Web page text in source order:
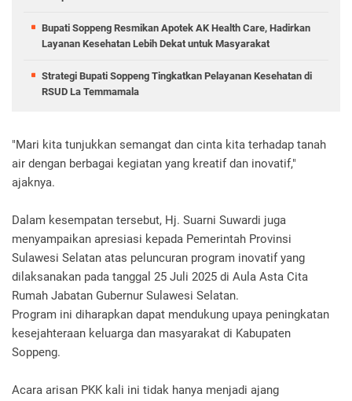
Bupati Soppeng Resmikan Apotek AK Health Care, Hadirkan
Layanan Kesehatan Lebih Dekat untuk Masyarakat
Strategi Bupati Soppeng Tingkatkan Pelayanan Kesehatan di
RSUD La Temmamala
"Mari kita tunjukkan semangat dan cinta kita terhadap tanah
air dengan berbagai kegiatan yang kreatif dan inovatif,"
ajaknya.
Dalam kesempatan tersebut, Hj. Suarni Suwardi juga
menyampaikan apresiasi kepada Pemerintah Provinsi
Sulawesi Selatan atas peluncuran program inovatif yang
dilaksanakan pada tanggal 25 Juli 2025 di Aula Asta Cita
Rumah Jabatan Gubernur Sulawesi Selatan.
Program ini diharapkan dapat mendukung upaya peningkatan
kesejahteraan keluarga dan masyarakat di Kabupaten
Soppeng.
Acara arisan PKK kali ini tidak hanya menjadi ajang